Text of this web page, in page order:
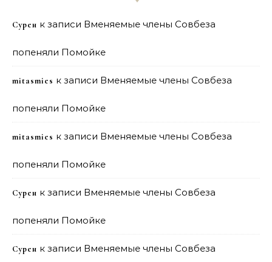
Сурен к записи Вменяемые члены Совбеза
попеняли Помойке
mitasmies к записи Вменяемые члены Совбеза
попеняли Помойке
mitasmies к записи Вменяемые члены Совбеза
попеняли Помойке
Сурен к записи Вменяемые члены Совбеза
попеняли Помойке
Сурен к записи Вменяемые члены Совбеза